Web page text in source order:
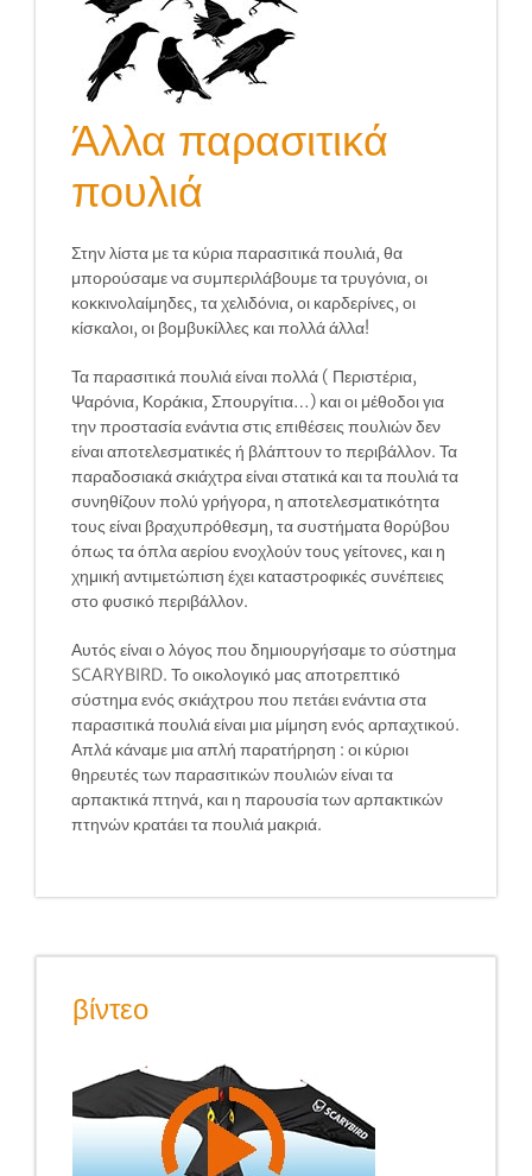
Άλλα παρασιτικά
πουλιά
Στην λίστα με τα κύρια παρασιτικά πουλιά, θα
μπορούσαμε να συμπεριλάβουμε τα τρυγόνια, οι
κοκκινολαίμηδες, τα χελιδόνια, οι καρδερίνες, οι
κίσκαλοι, οι βομβυκίλλες και πολλά άλλα!
Τα παρασιτικά πουλιά είναι πολλά ( Περιστέρια,
Ψαρόνια, Κοράκια, Σπουργίτια…) και οι μέθοδοι για
την προστασία ενάντια στις επιθέσεις πουλιών δεν
είναι αποτελεσματικές ή βλάπτουν το περιβάλλον. Τα
παραδοσιακά σκιάχτρα είναι στατικά και τα πουλιά τα
συνηθίζουν πολύ γρήγορα, η αποτελεσματικότητα
τους είναι βραχυπρόθεσμη, τα συστήματα θορύβου
όπως τα όπλα αερίου ενοχλούν τους γείτονες, και η
χημική αντιμετώπιση έχει καταστροφικές συνέπειες
στο φυσικό περιβάλλον.
Αυτός είναι ο λόγος που δημιουργήσαμε το σύστημα
SCARYBIRD. Το οικολογικό μας αποτρεπτικό
σύστημα ενός σκιάχτρου που πετάει ενάντια στα
παρασιτικά πουλιά είναι μια μίμηση ενός αρπαχτικού.
Απλά κάναμε μια απλή παρατήρηση : οι κύριοι
θηρευτές των παρασιτικών πουλιών είναι τα
αρπακτικά πτηνά, και η παρουσία των αρπακτικών
πτηνών κρατάει τα πουλιά μακριά.
βίντεο